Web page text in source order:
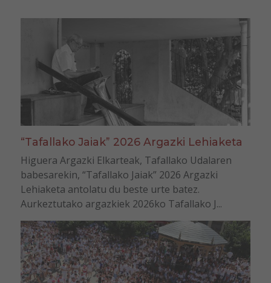
“Tafallako Jaiak” 2026 Argazki Lehiaketa
Higuera Argazki Elkarteak, Tafallako Udalaren
babesarekin, “Tafallako Jaiak” 2026 Argazki
Lehiaketa antolatu du beste urte batez.
Aurkeztutako argazkiek 2026ko Tafallako J...